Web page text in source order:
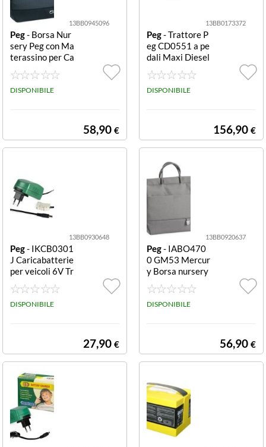
13BB0945096
Peg- Borsa Nur
sery Peg con Ma
terassino per Ca
mbio Bebè Bors
a nursery Peg IA
BO4700-GU71
DISPONIBILE
58,90 €
13BB0173372
Peg- Trattore P
eg CD0551 a pe
dali Maxi Diesel
a pedali Maxi Di
esel
DISPONIBILE
156,90 €
13BB0930648
Peg- IKCB0301
J Caricabatterie
per veicoli 6V Tr
asformatore (6
V) con adattator
e
DISPONIBILE
27,90 €
13BB0920637
Peg- IABO470
0 GM53 Mercur
y Borsa nursery
Borsa nursery P
eg IABO4700 G
M53 Mercury
DISPONIBILE
56,90 €